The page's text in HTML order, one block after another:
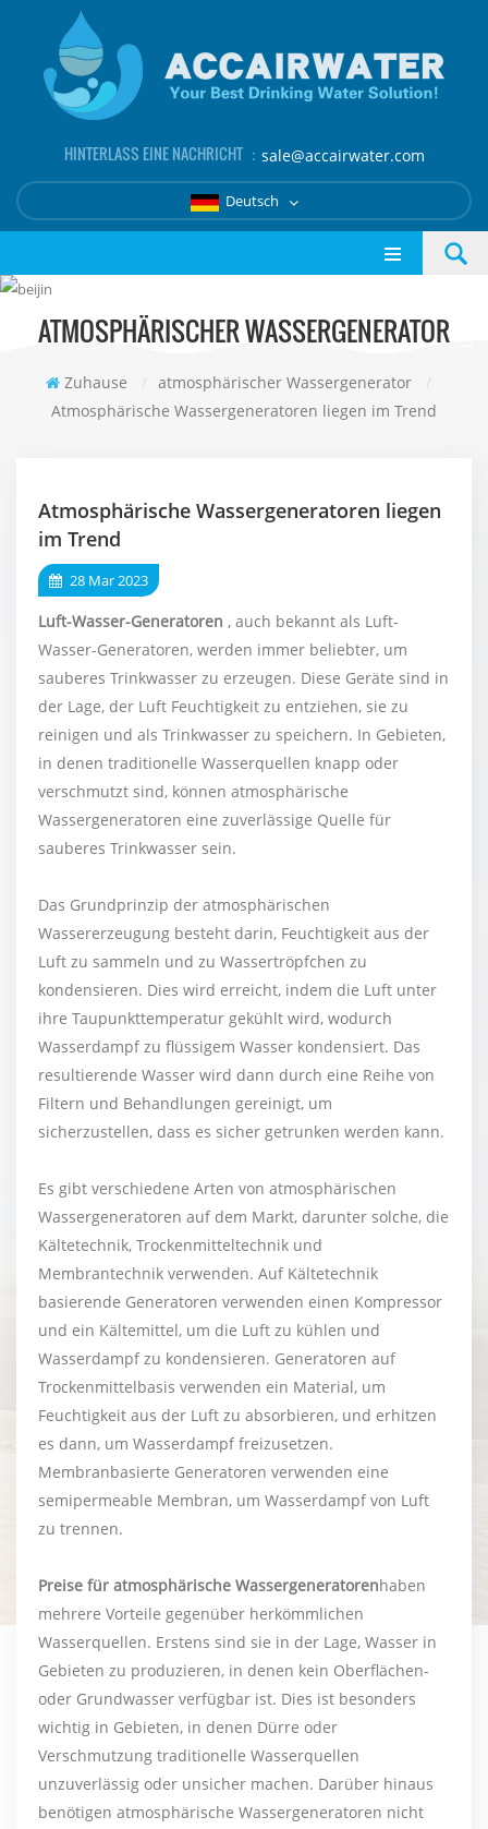
HINTERLASS EINE NACHRICHT ： sale@accairwater.com
Deutsch
ATMOSPHÄRISCHER WASSERGENERATOR
Zuhause / atmosphärischer Wassergenerator
/
Atmosphärische Wassergeneratoren liegen im Trend
Atmosphärische Wassergeneratoren liegen
im Trend
28 Mar 2023
Luft-Wasser-Generatoren , auch bekannt als Luft-
Wasser-Generatoren, werden immer beliebter, um
sauberes Trinkwasser zu erzeugen. Diese Geräte sind in
der Lage, der Luft Feuchtigkeit zu entziehen, sie zu
reinigen und als Trinkwasser zu speichern. In Gebieten,
in denen traditionelle Wasserquellen knapp oder
verschmutzt sind, können atmosphärische
Wassergeneratoren eine zuverlässige Quelle für
sauberes Trinkwasser sein.
Das Grundprinzip der atmosphärischen
Wassererzeugung besteht darin, Feuchtigkeit aus der
Luft zu sammeln und zu Wassertröpfchen zu
kondensieren. Dies wird erreicht, indem die Luft unter
ihre Taupunkttemperatur gekühlt wird, wodurch
Wasserdampf zu flüssigem Wasser kondensiert. Das
resultierende Wasser wird dann durch eine Reihe von
Filtern und Behandlungen gereinigt, um
sicherzustellen, dass es sicher getrunken werden kann.
Es gibt verschiedene Arten von atmosphärischen
Wassergeneratoren auf dem Markt, darunter solche, die
Kältetechnik, Trockenmitteltechnik und
Membrantechnik verwenden. Auf Kältetechnik
basierende Generatoren verwenden einen Kompressor
und ein Kältemittel, um die Luft zu kühlen und
Wasserdampf zu kondensieren. Generatoren auf
Trockenmittelbasis verwenden ein Material, um
Feuchtigkeit aus der Luft zu absorbieren, und erhitzen
es dann, um Wasserdampf freizusetzen.
Membranbasierte Generatoren verwenden eine
semipermeable Membran, um Wasserdampf von Luft
zu trennen.
Preise für atmosphärische Wassergeneratorenhaben
mehrere Vorteile gegenüber herkömmlichen
Wasserquellen. Erstens sind sie in der Lage, Wasser in
Gebieten zu produzieren, in denen kein Oberflächen-
oder Grundwasser verfügbar ist. Dies ist besonders
wichtig in Gebieten, in denen Dürre oder
Verschmutzung traditionelle Wasserquellen
unzuverlässig oder unsicher machen. Darüber hinaus
benötigen atmosphärische Wassergeneratoren nicht